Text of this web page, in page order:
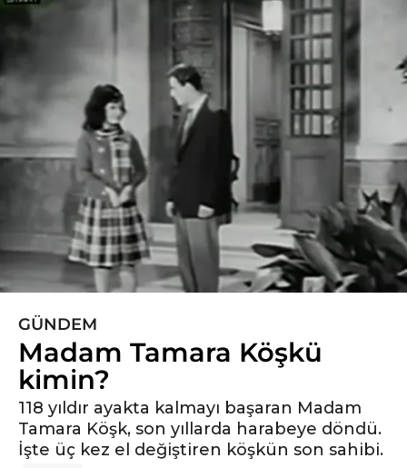
5
y
ı
l
ö
n
c
GÜNDEM
Madam Tamara Köşkü
kimin?
118 yıldır ayakta kalmayı başaran Madam
Tamara Köşk, son yıllarda harabeye döndü.
İşte üç kez el değiştiren köşkün son sahibi.